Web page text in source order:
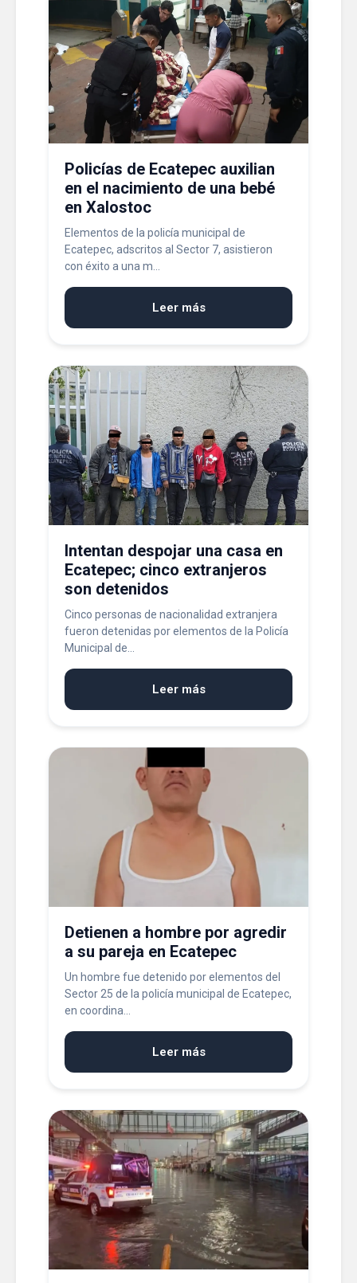
Policías de Ecatepec auxilian
en el nacimiento de una bebé
en Xalostoc
Elementos de la policía municipal de
Ecatepec, adscritos al Sector 7, asistieron
con éxito a una m...
Leer más
Intentan despojar una casa en
Ecatepec; cinco extranjeros
son detenidos
Cinco personas de nacionalidad extranjera
fueron detenidas por elementos de la Policía
Municipal de...
Leer más
Detienen a hombre por agredir
a su pareja en Ecatepec
Un hombre fue detenido por elementos del
Sector 25 de la policía municipal de Ecatepec,
en coordina...
Leer más